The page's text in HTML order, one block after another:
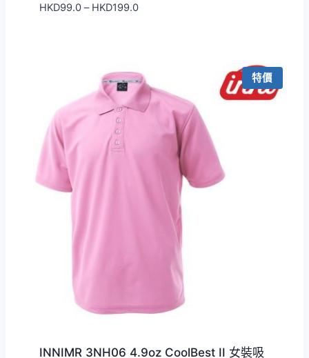
HKD99.0 – HKD199.0價
HKD99.0
到
HKD199.0
特價
INNIMR 3NH06 4.9oz CoolBest II 女裝吸